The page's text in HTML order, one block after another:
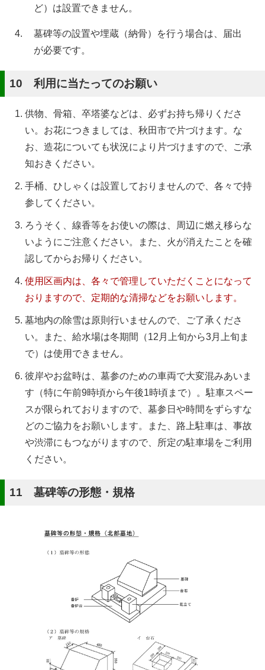
ど）は設置できません。
墓碑等の設置や埋蔵（納骨）を行う場合は、届出
が必要です。
10 利用に当たってのお願い
供物、骨箱、卒塔婆などは、必ずお持ち帰りくださ
い。お花につきましては、秋田市で片づけます。な
お、造花についても状況により片づけますので、ご承
知おきください。
手桶、ひしゃくは設置しておりませんので、各々で持
参してください。
ろうそく、線香等をお使いの際は、周辺に燃え移らな
いようにご注意ください。また、火が消えたことを確
認してからお帰りください。
使用区画内は、各々で管理していただくことになって
おりますので、定期的な清掃などをお願いします。
墓地内の除雪は原則行いませんので、ご了承くださ
い。また、給水場は冬期間（12月上旬から3月上旬ま
で）は使用できません。
彼岸やお盆時は、墓参のための車両で大変混みあいま
す（特に午前9時頃から午後1時頃まで）。駐車スペー
スが限られておりますので、墓参日や時間をずらすな
どのご協力をお願いします。また、路上駐車は、事故
や渋滞にもつながりますので、所定の駐車場をご利用
ください。
11 墓碑等の形態・規格